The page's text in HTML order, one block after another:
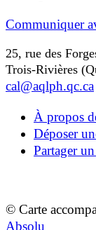
Communiquer
25, rue des
Trois-Rivières
cal@aqlph.qc.ca
À propos
Déposer
Partager
© Carte
Absolu